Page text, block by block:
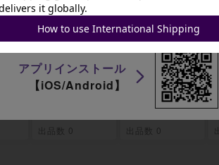
ルカリオ&メル
メタルGX RR
出品数 0
アローラダグ
トリオ(キラ) 0
85/173
出品数 0
-
JA9XS8
アプリインストール
【iOS/Android】